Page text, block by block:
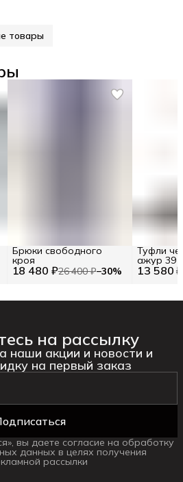
товары
18 480 ₽26 400 ₽−30%
Брюки свободного
кроя
13 580 ₽
Туфли
ажур 39
на рассылку
наши акции и новости и
на первый заказ
вы даете согласие на обработку
данных в целях получения
рассылки